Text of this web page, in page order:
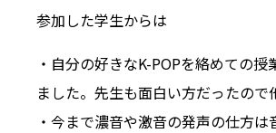
参加した学生からは
・自分の好きなK-POPを絡めての
ました。先生も面白い方だったの
・今まで濃音や激音の発声の仕方